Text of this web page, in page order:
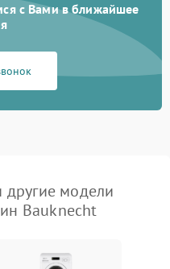
с Вами в ближайшее
модели
Bauknecht